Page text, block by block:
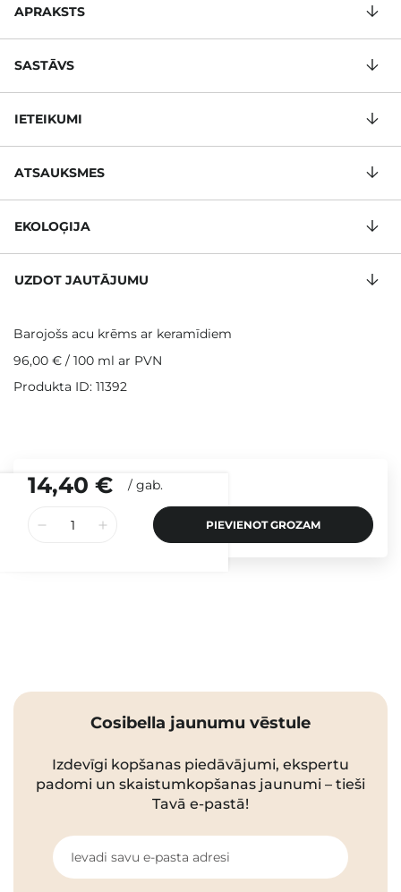
14,40 € / gab.
PIEVIENOT GROZAM
APRAKSTS
SASTĀVS
IETEIKUMI
ATSAUKSMES
EKOLOĢIJA
UZDOT JAUTĀJUMU
Barojošs acu krēms ar keramīdiem
96,00 € / 100 ml ar PVN
Produkta ID: 11392
Cosibella jaunumu vēstule
Izdevīgi kopšanas piedāvājumi, ekspertu
padomi un skaistumkopšanas jaunumi – tieši
Tavā e-pastā!
Ievadi savu e-pasta adresi